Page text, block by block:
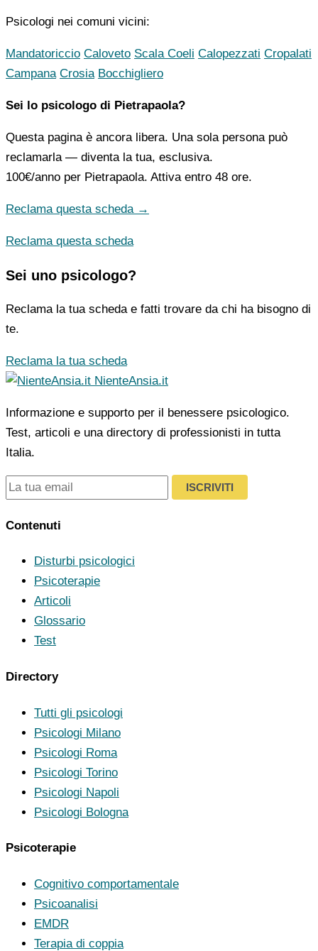
Psicologi nei comuni vicini:
Mandatoriccio Caloveto Scala Coeli Calopezzati Cropalati
Campana Crosia Bocchigliero
Sei lo psicologo di Pietrapaola?
Questa pagina è ancora libera. Una sola persona può
reclamarla — diventa la tua, esclusiva.
100€/anno per Pietrapaola. Attiva entro 48 ore.
Reclama questa scheda →
Reclama questa scheda
Sei uno psicologo?
Reclama la tua scheda e fatti trovare da chi ha bisogno di
te.
Reclama la tua scheda
NienteAnsia.it
Informazione e supporto per il benessere psicologico.
Test, articoli e una directory di professionisti in tutta
Italia.
ISCRIVITI
Contenuti
Disturbi psicologici
Psicoterapie
Articoli
Glossario
Test
Directory
Tutti gli psicologi
Psicologi Milano
Psicologi Roma
Psicologi Torino
Psicologi Napoli
Psicologi Bologna
Psicoterapie
Cognitivo comportamentale
Psicoanalisi
EMDR
Terapia di coppia